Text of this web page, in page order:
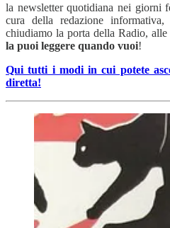
la newsletter quotidiana nei giorni
cura della redazione
chiudiamo la porta della Radio,
la puoi leggere quando vuoi!
Qui tutti i modi in cui potete
diretta!